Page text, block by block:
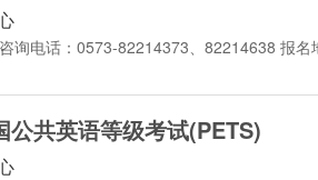
询电话：0573-82214373、82214638 报
公共英语等级考试(PETS)